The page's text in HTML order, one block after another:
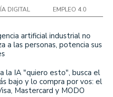
DIGITAL EMPLEO 4.0
artificial industrial no
a las personas, potencia sus
la IA "quiero esto", busca el
bajo y lo compra por vos: el
Mastercard y MODO